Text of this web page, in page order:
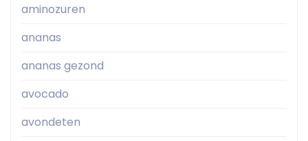
aminozuren
ananas
ananas gezond
avocado
avondeten